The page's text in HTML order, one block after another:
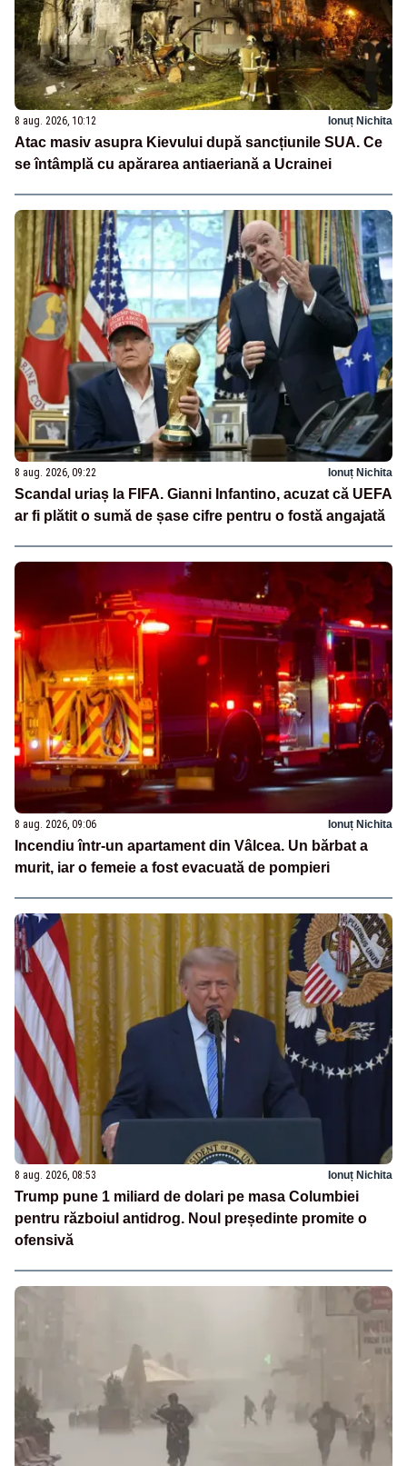
8 aug. 2026, 10:12 Ionuț Nichita
Atac masiv asupra Kievului după sancțiunile SUA. Ce
se întâmplă cu apărarea antiaeriană a Ucrainei
8 aug. 2026, 09:22 Ionuț Nichita
Scandal uriaș la FIFA. Gianni Infantino, acuzat că UEFA
ar fi plătit o sumă de șase cifre pentru o fostă angajată
8 aug. 2026, 09:06 Ionuț Nichita
Incendiu într-un apartament din Vâlcea. Un bărbat a
murit, iar o femeie a fost evacuată de pompieri
8 aug. 2026, 08:53 Ionuț Nichita
Trump pune 1 miliard de dolari pe masa Columbiei
pentru războiul antidrog. Noul președinte promite o
ofensivă